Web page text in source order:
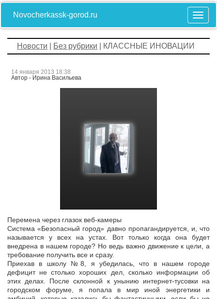
Novocherkassk-gorod.ru
Новости Без рубрики | КЛАССНЫЕ ИНОВАЦИИ
14 января 2013 18:38
Автор - Ирина Васильева
Перемена через глазок веб-камеры
Система «Безопасный город» давно пропагандируется, и, что
называется у всех на устах. Вот только когда она будет
внедрена в нашем городе? Но ведь важно движение к цели, а
требование получить все и сразу.
Приехав в школу №8, я убедилась, что в нашем городе
дефицит не столько хороших дел, сколько информации об
этих делах. После склонной к унынию интернет-тусовки на
городском форуме, я попала в мир иной энергетики и